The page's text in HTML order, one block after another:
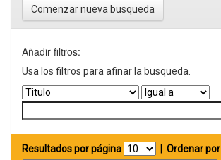
Comenzar nueva busqueda
Añadir filtros:
Usa los filtros para afinar la busqueda.
Resultados por página
Ordenar por